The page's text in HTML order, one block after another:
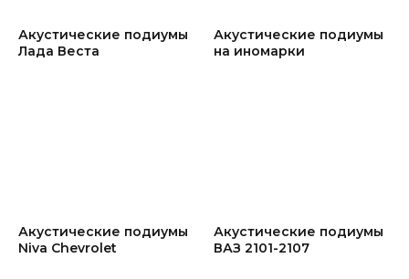
Акустические подиумы
Лада Веста
Акустические подиумы
на иномарки
Акустические подиумы
Niva Chevrolet
Акустические подиумы
ВАЗ 2101-2107